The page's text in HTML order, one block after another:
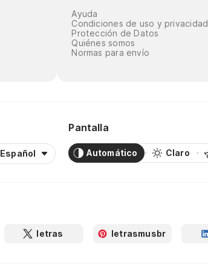
Ayuda
Condiciones de uso y privacidad
Protección de Datos
Quiénes somos
Normas para envío
Español
Pantalla
Automático Claro
letras letrasmusbr